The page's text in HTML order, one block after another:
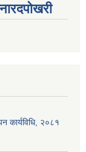
कार्यविधि, २०८१